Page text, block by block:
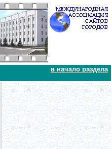
в начало раздела